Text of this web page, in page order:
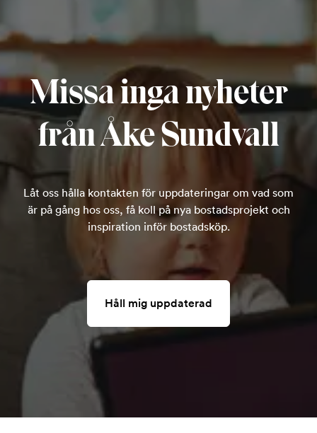
Missa inga nyheter
från Åke Sundvall
Låt oss hålla kontakten för uppdateringar om vad som
är på gång hos oss, få koll på nya bostadsprojekt och
inspiration inför bostadsköp.
Håll mig uppdaterad